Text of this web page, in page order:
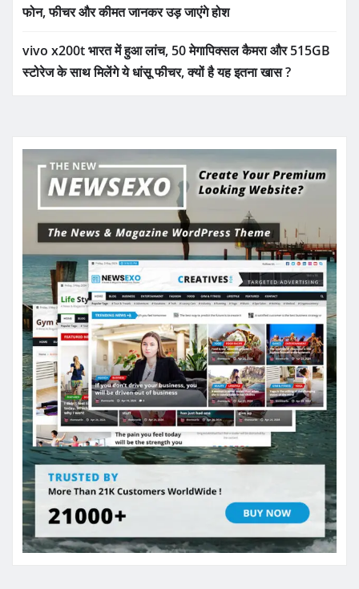
फोन, फीचर और कीमत जानकर उड़ जाएंगे होश
vivo x200t भारत में हुआ लांच, 50 मेगापिक्सल कैमरा और 515GB
स्टोरेज के साथ मिलेंगे ये धांसू फीचर, क्यों है यह इतना खास ?